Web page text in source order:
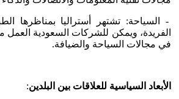
- السياحة: تشتهر أستراليا بمناظرها
الفريدة، ويمكن للشركات السعودية العمل
في مجالات السياحة والضيافة.
الأبعاد السياسية للعلاقات بين البلدين: